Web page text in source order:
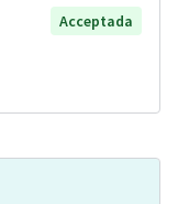
Acceptada